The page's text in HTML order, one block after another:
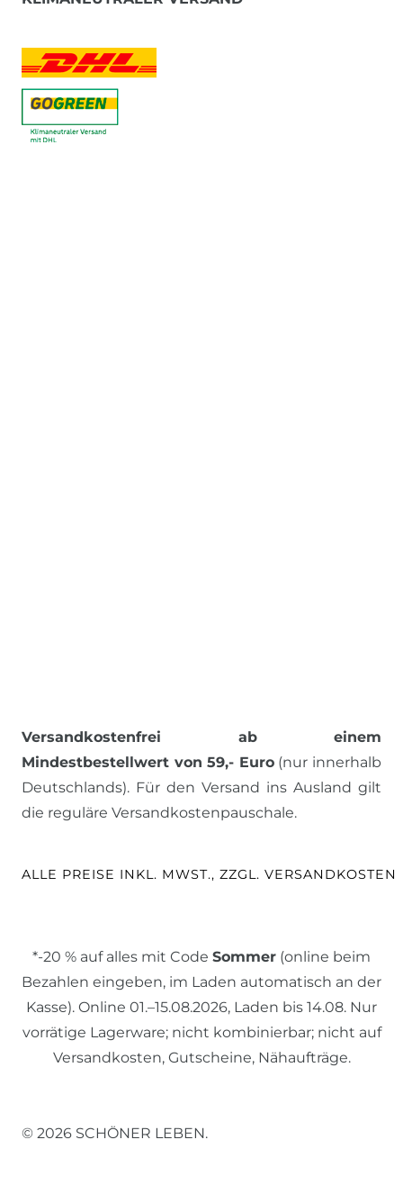
Versandkostenfrei ab einem
Mindestbestellwert von 59,- Euro(nur innerhalb
Deutschlands). Für den Versand ins Ausland gilt
die reguläre Versandkostenpauschale.
ALLE PREISE INKL. MWST., ZZGL. VERSANDKOSTEN
*-20 % auf alles mit Code Sommer (online beim
Bezahlen eingeben, im Laden automatisch an der
Kasse). Online 01.–15.08.2026, Laden bis 14.08. Nur
vorrätige Lagerware; nicht kombinierbar; nicht auf
Versandkosten, Gutscheine, Nähaufträge.
© 2026 SCHÖNER LEBEN.